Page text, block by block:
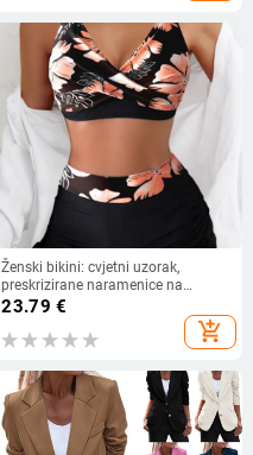
Ženski bikini: cvjetni uzorak,
preskrizirane naramenice na
leđima, otvoren leđa, s čeličnom
grudnjak, poliester
23.79 €
add_shopping_cart